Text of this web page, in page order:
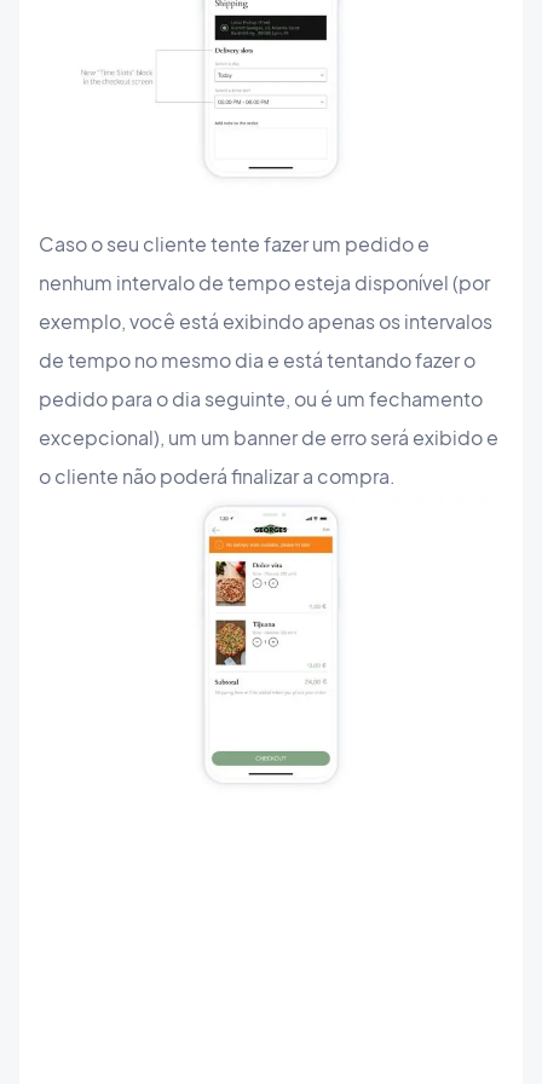
Caso o seu cliente tente fazer um pedido e
nenhum intervalo de tempo esteja disponível (por
exemplo, você está exibindo apenas os intervalos
de tempo no mesmo dia e está tentando fazer o
pedido para o dia seguinte, ou é um fechamento
excepcional), um um banner de erro será exibido e
o cliente não poderá finalizar a compra.